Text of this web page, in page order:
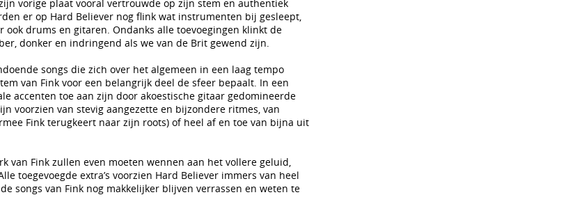
vorige plaat vooral vertrouwde op zijn stem en authentiek
er op Hard Believer nog flink wat instrumenten bij gesleept,
ook drums en gitaren. Ondanks alle toevoegingen klinkt de
donker en indringend als we van de Brit gewend zijn.
songs die zich over het algemeen in een laag tempo
van Fink voor een belangrijk deel de sfeer bepaalt. In een
accenten toe aan zijn door akoestische gitaar gedomineerde
voorzien van stevig aangezette en bijzondere ritmes, van
Fink terugkeert naar zijn roots) of heel af en toe van bijna uit
van Fink zullen even moeten wennen aan het vollere geluid,
toegevoegde extra’s voorzien Hard Believer immers van heel
songs van Fink nog makkelijker blijven verrassen en weten te